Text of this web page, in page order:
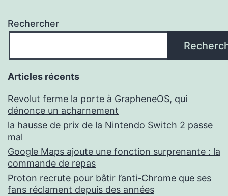
Rechercher
Articles récents
Revolut ferme la porte à GrapheneOS, qui
dénonce un acharnement
la hausse de prix de la Nintendo Switch 2 passe
mal
Google Maps ajoute une fonction surprenante : la
commande de repas
Proton recrute pour bâtir l’anti-Chrome que ses
fans réclament depuis des années